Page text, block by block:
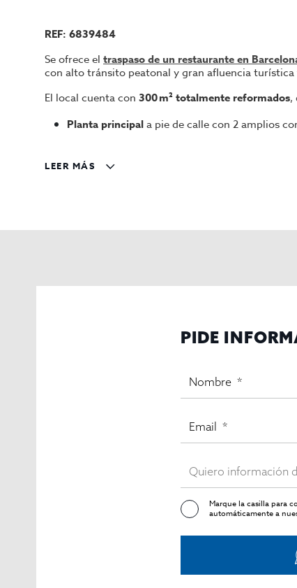
REF: 6839484
Se ofrece el traspaso de un restaurante en
con alto tránsito peatonal y gran afluencia turística
El local cuenta con 300 m² totalmente reformados,
Planta principala pie de calle con 2 amplios
Superficie:300 m²
muy elevada y demostrable
sector de la hostelería que buscan un negocio
LEER MÁS
PIDE
Marque la casilla para
automáticamente a